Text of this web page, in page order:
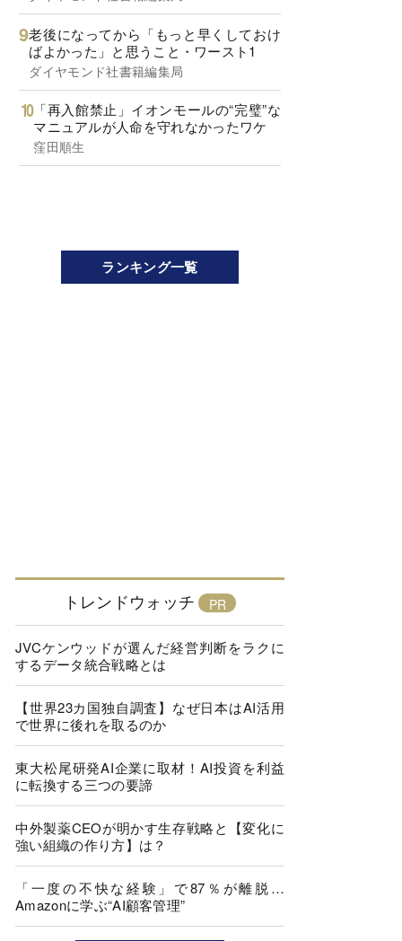
老後になってから「もっと早くしておけ
ばよかった」と思うこと・ワースト1
ダイヤモンド社書籍編集局
「再入館禁止」イオンモールの“完璧”な
マニュアルが人命を守れなかったワケ
窪田順生
ランキング一覧
トレンドウォッチ
JVCケンウッドが選んだ経営判断をラクに
するデータ統合戦略とは
【世界23カ国独自調査】なぜ日本はAI活用
で世界に後れを取るのか
東大松尾研発AI企業に取材！AI投資を利益
に転換する三つの要諦
中外製薬CEOが明かす生存戦略と【変化に
強い組織の作り方】は？
「一度の不快な経験」で87％が離脱…
Amazonに学ぶ“AI顧客管理”